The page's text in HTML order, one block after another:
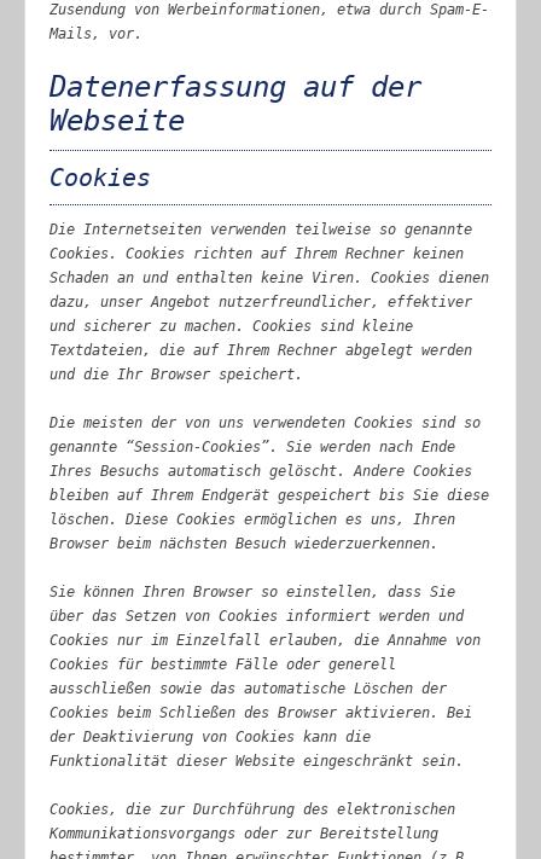
Zusendung von Werbeinformationen, etwa durch Spam-E-
Mails, vor.
Datenerfassung auf der
Webseite
Cookies
Die Internetseiten verwenden teilweise so genannte
Cookies. Cookies richten auf Ihrem Rechner keinen
Schaden an und enthalten keine Viren. Cookies dienen
dazu, unser Angebot nutzerfreundlicher, effektiver
und sicherer zu machen. Cookies sind kleine
Textdateien, die auf Ihrem Rechner abgelegt werden
und die Ihr Browser speichert.
Die meisten der von uns verwendeten Cookies sind so
genannte “Session-Cookies”. Sie werden nach Ende
Ihres Besuchs automatisch gelöscht. Andere Cookies
bleiben auf Ihrem Endgerät gespeichert bis Sie diese
löschen. Diese Cookies ermöglichen es uns, Ihren
Browser beim nächsten Besuch wiederzuerkennen.
Sie können Ihren Browser so einstellen, dass Sie
über das Setzen von Cookies informiert werden und
Cookies nur im Einzelfall erlauben, die Annahme von
Cookies für bestimmte Fälle oder generell
ausschließen sowie das automatische Löschen der
Cookies beim Schließen des Browser aktivieren. Bei
der Deaktivierung von Cookies kann die
Funktionalität dieser Website eingeschränkt sein.
Cookies, die zur Durchführung des elektronischen
Kommunikationsvorgangs oder zur Bereitstellung